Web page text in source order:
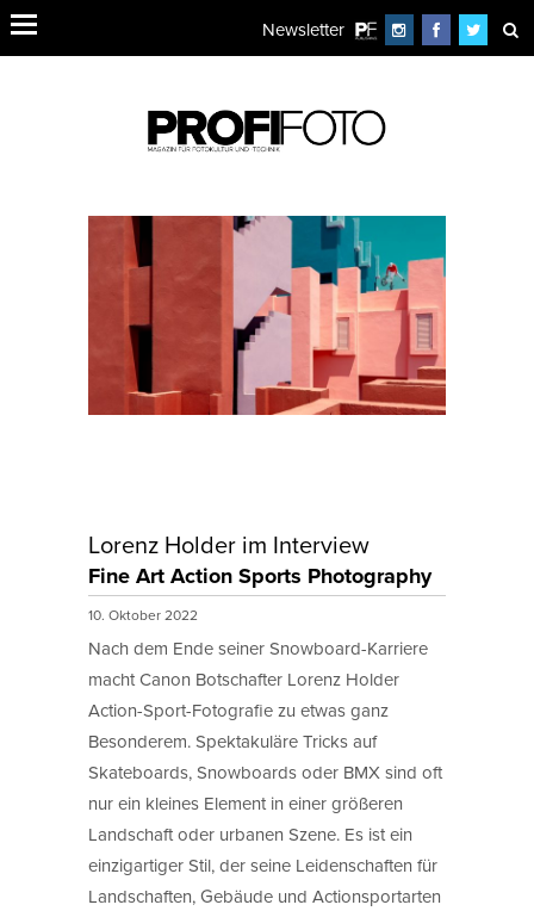
Newsletter
Lorenz Holder im Interview
Fine Art Action Sports Photography
10. Oktober 2022
Nach dem Ende seiner Snowboard-Karriere
macht Canon Botschafter Lorenz Holder
Action-Sport-Fotografie zu etwas ganz
Besonderem. Spektakuläre Tricks auf
Skateboards, Snowboards oder BMX sind oft
nur ein kleines Element in einer größeren
Landschaft oder urbanen Szene. Es ist ein
einzigartiger Stil, der seine Leidenschaften für
Landschaften, Gebäude und Actionsportarten